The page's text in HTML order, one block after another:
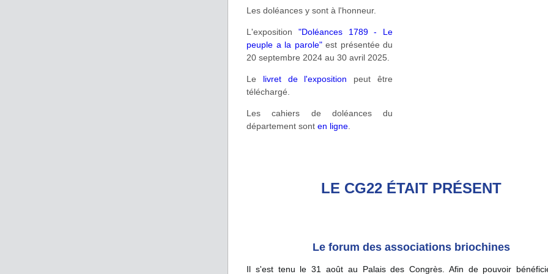
Les doléances y sont à l'honneur.
L'exposition "Doléances 1789 - Le
peuple a la parole" est présentée du
20 septembre 2024 au 30 avril 2025.
Le livret de l'exposition peut être
téléchargé.
Les cahiers de doléances du
département sont en ligne
LE CG22 ÉTAIT PRÉSENT
Le forum des associations briochines
Il s'est tenu le 31 août au Palais des Congrès. Afin de pouvoir